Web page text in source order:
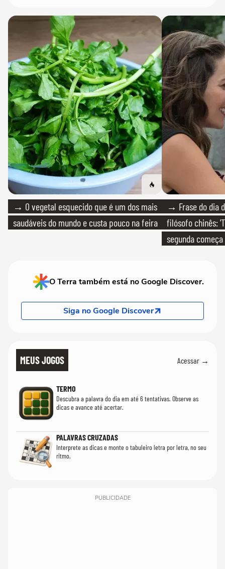
→ O vegetal esquecido que é um dos mais
saudáveis do mundo e custa pouco na feira
→ Frase do dia
filósofo chinês:
segunda
O Terra também está no Google Discover.
Siga no Google Discover
MEUS JOGOS Acessar →
TERMO
Descubra a palavra do dia em até 6 tentativas. Observe as
dicas e avance até acertar.
PALAVRAS CRUZADAS
Interprete as dicas e monte o tabuleiro letra por letra, no seu
ritmo.
PUBLICIDADE